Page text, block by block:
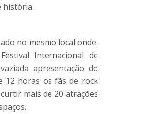
história.
no mesmo local onde,
Internacional de
apresentação do
12 horas os fãs de rock
mais de 20 atrações